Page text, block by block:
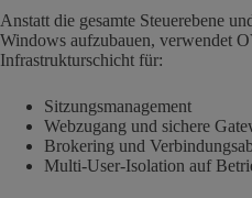
Anstatt die gesamte Steuerebene
Windows aufzubauen, verwendet
Infrastrukturschicht für:
Sitzungsmanagement
Webzugang und sichere
Brokering und
Multi-User-Isolation auf